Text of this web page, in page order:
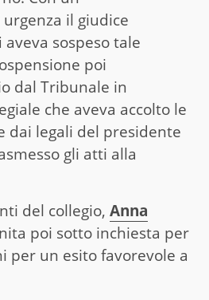
il giudice
sospeso tale
poi
dal Tribunale in
che aveva accolto le
dai legali del presidente
gli atti alla
del collegio, Anna
poi sotto inchiesta per
per un esito favorevole a